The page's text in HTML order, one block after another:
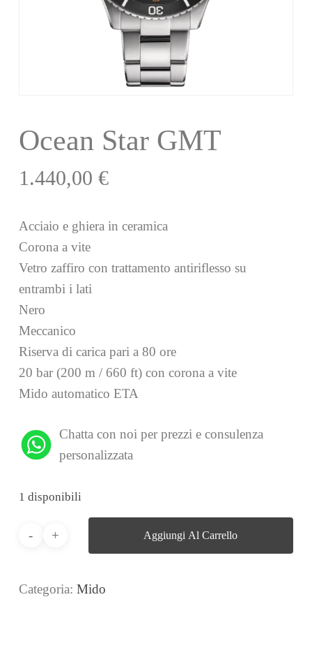
Ocean Star GMT
1.440,00 €
Acciaio e ghiera in ceramica
Corona a vite
Vetro zaffiro con trattamento antiriflesso su
entrambi i lati
Nero
Meccanico
Riserva di carica pari a 80 ore
20 bar (200 m / 660 ft) con corona a vite
Mido automatico ETA
Chatta con noi per prezzi e consulenza
personalizzata
1 disponibili
Aggiungi Al Carrello
Categoria: Mido